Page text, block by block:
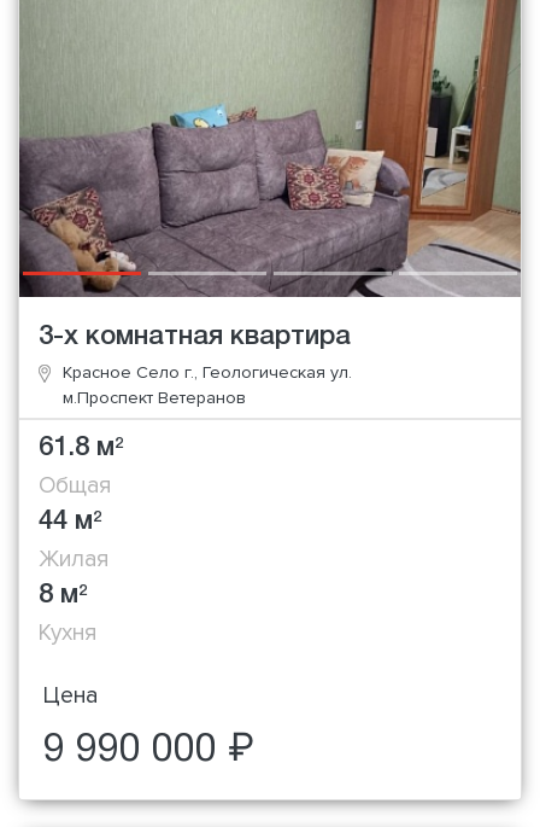
3-х комнатная квартира
Красное Село г., Геологическая ул.
м.Проспект Ветеранов
61.8 м2
Общая
44 м2
Жилая
8 м2
Кухня
Цена
9 990 000 ₽